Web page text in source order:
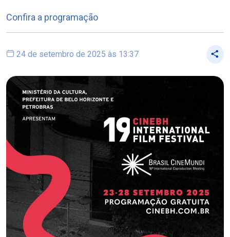
Confira a programação
24 de setembro de 2025 às 13:37